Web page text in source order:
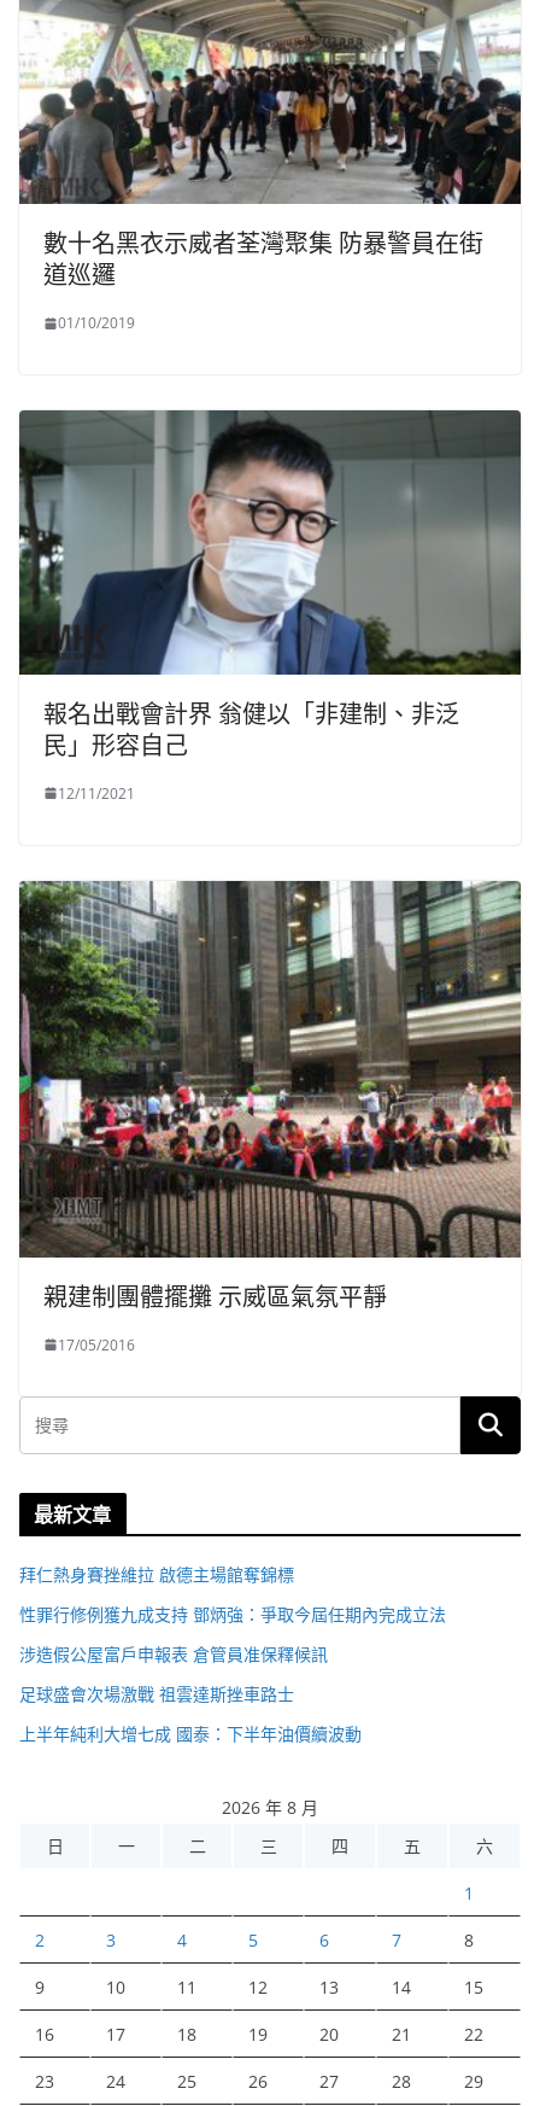
數十名黑衣示威者荃灣聚集 防暴警員在街
道巡邏
01/10/2019
報名出戰會計界 翁健以「非建制、非泛
民」形容自己
12/11/2021
親建制團體擺攤 示威區氣氛平靜
17/05/2016
最新文章
拜仁熱身賽挫維拉 啟德主場館奪錦標
性罪行修例獲九成支持 鄧炳強：爭取今屆任期內完成立法
涉造假公屋富戶申報表 倉管員准保釋候訊
足球盛會次場激戰 祖雲達斯挫車路士
上半年純利大增七成 國泰：下半年油價續波動
2026 年 8 月
日
一 二 三 四 五 六
1
2 3 4 5 6 7 8
9 10 11 12 13 14 15
16 17 18 19 20 21 22
23 24 25 26 27 28 29